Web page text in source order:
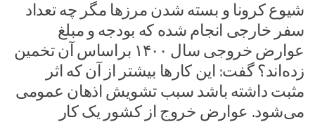
شیوع کرونا و بسته شدن مرزها مگر چه تعداد
سفر خارجی انجام شده که بودجه و مبلغ
عوارض خروجی سال ۱۴۰۰ براساس آن تخمین
زده‌اند؟ گفت: این کارها بیشتر از آن که اثر
مثبت داشته باشد سبب تشویش اذهان عمومی
می‌شود. عوارض خروج از کشور یک کار